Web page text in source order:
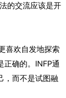
的交流应该是开
喜欢自发地探索
正确的。INFP通
，而不是试图融